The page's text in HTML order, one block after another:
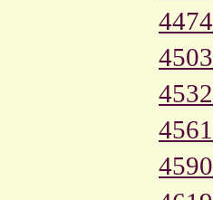
4474
4503
4532
4561
4590